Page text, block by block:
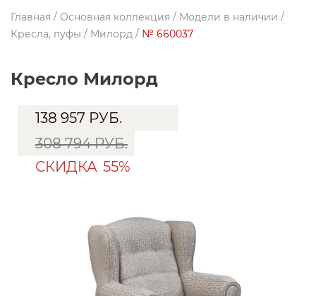
Главная / Основная коллекция / Модели в наличии /
Кресла, пуфы / Милорд / № 660037
Кресло Милорд
138 957 РУБ.
308 794 РУБ.
СКИДКА 55%